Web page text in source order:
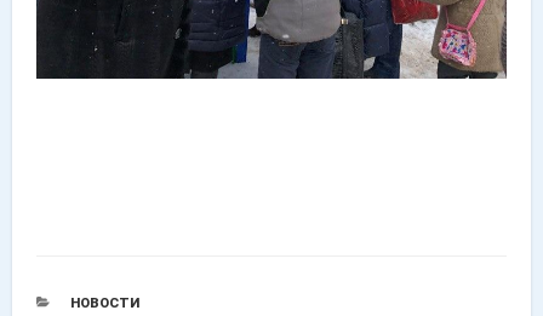
РУБРИКИ
НОВОСТИ